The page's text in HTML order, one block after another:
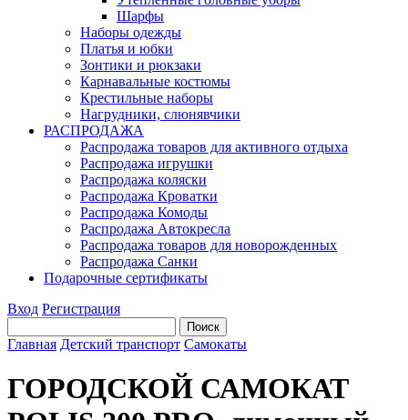
Шарфы
Наборы одежды
Платья и юбки
Зонтики и рюкзаки
Карнавальные костюмы
Крестильные наборы
Нагрудники, слюнявчики
РАСПРОДАЖА
Распродажа товаров для активного отдыха
Распродажа игрушки
Распродажа коляски
Распродажа Кроватки
Распродажа Комоды
Распродажа Автокресла
Распродажа товаров для новорожденных
Распродажа Санки
Подарочные сертификаты
Вход Регистрация
Главная Детский транспорт Самокаты
ГОРОДСКОЙ САМОКАТ